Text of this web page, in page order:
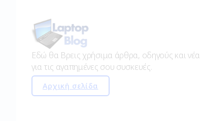
Εδώ θα Βρεις χρήσιμα άρθρα, οδηγούς και νέα
για τις αγαπημένες σου συσκευές.
Αρχική σελίδα